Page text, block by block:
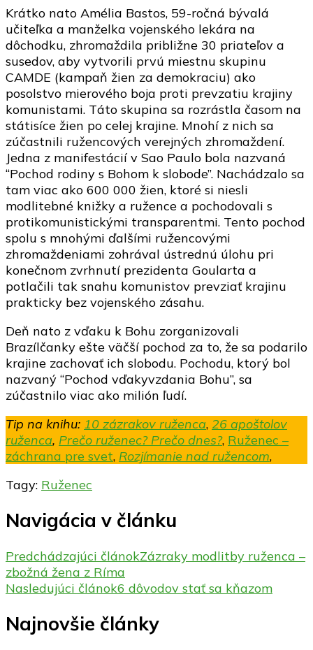
Krátko nato Amélia Bastos, 59-ročná bývalá
učiteľka a manželka vojenského lekára na
dôchodku, zhromaždila približne 30 priateľov a
susedov, aby vytvorili prvú miestnu skupinu
CAMDE (kampaň žien za demokraciu) ako
posolstvo mierového boja proti prevzatiu krajiny
komunistami. Táto skupina sa rozrástla časom na
státisíce žien po celej krajine. Mnohí z nich sa
zúčastnili ružencových verejných zhromaždení.
Jedna z manifestácií v Sao Paulo bola nazvaná
“Pochod rodiny s Bohom k slobode”. Nachádzalo sa
tam viac ako 600 000 žien, ktoré si niesli
modlitebné knižky a ružence a pochodovali s
protikomunistickými transparentmi. Tento pochod
spolu s mnohými ďalšími ružencovými
zhromaždeniami zohrával ústrednú úlohu pri
konečnom zvrhnutí prezidenta Goularta a
potlačili tak snahu komunistov prevziať krajinu
prakticky bez vojenského zásahu.
Deň nato z vďaku k Bohu zorganizovali
Brazílčanky ešte väčší pochod za to, že sa podarilo
krajine zachovať ich slobodu. Pochodu, ktorý bol
nazvaný “Pochod vďakyvzdania Bohu”, sa
zúčastnilo viac ako milión ľudí.
Tip na knihu: 10 zázrakov ruženca, 26 apoštolov
ruženca, Prečo ruženec? Prečo dnes?, Ruženec –
záchrana pre svet, Rozjímanie nad ružencom,
Tagy: Ruženec
Navigácia v článku
Predchádzajúci článokZázraky modlitby ruženca –
zbožná žena z Ríma
Nasledujúci článok6 dôvodov stať sa kňazom
Najnovšie články